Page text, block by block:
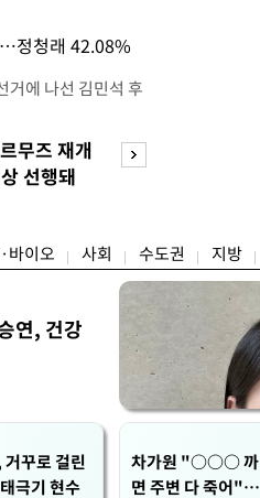
정청래 42.08%
거에 나선 김민석 후
'누적 1위'를 탈환했
졌던 충청권과 부산
은 김 후보는 이날
앞서가게 됐다. 다
무즈 재개
선행돼
바이오 사회 수도권 지방
연, 건강
거꾸로 걸린
극기 현수
차가원 "○○○ 까
면 주변 다 죽어"…